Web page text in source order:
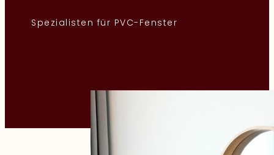
Spezialisten für PVC-Fenster